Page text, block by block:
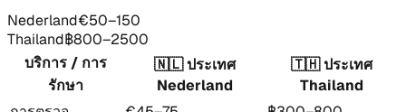
Nederland€50–150
Thailand฿800–2500
บริการ / การ
รักษา
🇳🇱ประเทศ
Nederland
🇹🇭ประเทศ
Thailand